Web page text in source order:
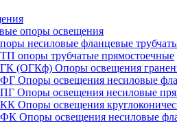
опоры освещения
несиловые фланцевые
опоры трубчатые прямостоечные
(ОГКф) Опоры освещения
Опоры освещения несиловые
Опоры освещения несиловые
Опоры освещения
Опоры освещения несиловые